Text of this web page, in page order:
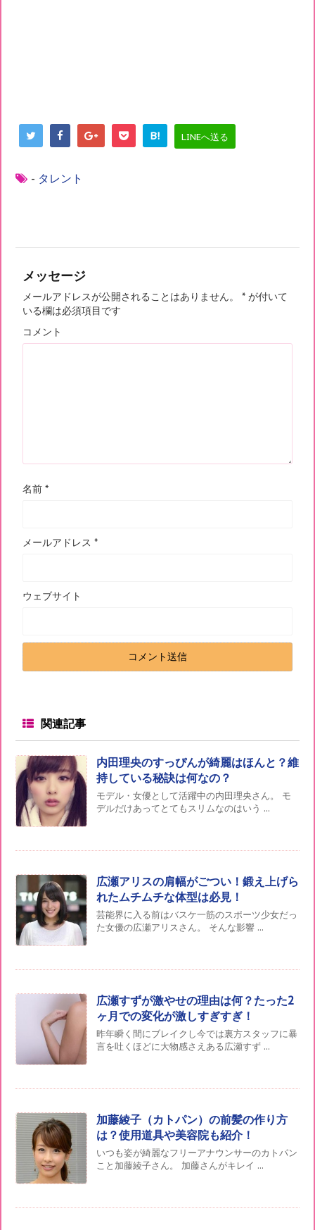
B! LINEへ送る
- タレント
メッセージ
メールアドレスが公開されることはありません。 * が付いて
いる欄は必須項目です
コメント
名前 *
メールアドレス *
ウェブサイト
関連記事
内田理央のすっぴんが綺麗はほんと？維
持している秘訣は何なの？
モデル・女優として活躍中の内田理央さん。 モ
デルだけあってとてもスリムなのはいう ...
広瀬アリスの肩幅がごつい！鍛え上げら
れたムチムチな体型は必見！
芸能界に入る前はバスケ一筋のスポーツ少女だっ
た女優の広瀬アリスさん。 そんな影響 ...
広瀬すずが激やせの理由は何？たった2
ヶ月での変化が激しすぎすぎ！
昨年瞬く間にブレイクし今では裏方スタッフに暴
言を吐くほどに大物感さえある広瀬すず ...
加藤綾子（カトパン）の前髪の作り方
は？使用道具や美容院も紹介！
いつも姿が綺麗なフリーアナウンサーのカトパン
こと加藤綾子さん。 加藤さんがキレイ ...